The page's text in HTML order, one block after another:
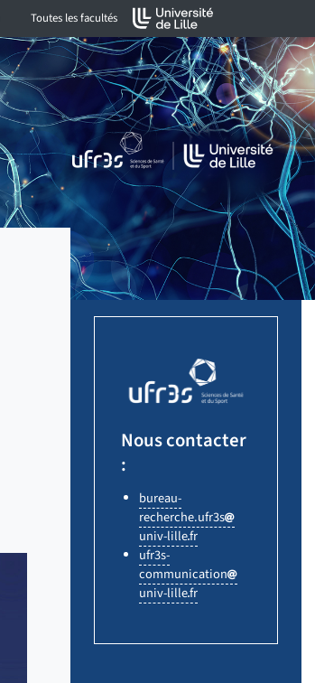
Toutes les facultés
Nous contacter
:
bureau-
recherche.ufr3s
univ-lillefr
ufr3s-
communication
univ-lillefr